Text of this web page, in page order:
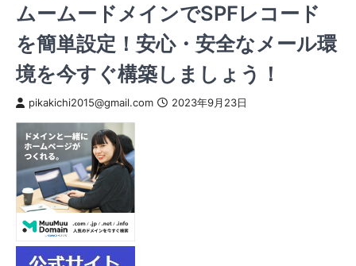
ムームードメインでSPFレコード
を簡単設定！安心・安全なメール環
境を今すぐ構築しましょう！
pikakichi2015@gmail.com 2023年9月23日